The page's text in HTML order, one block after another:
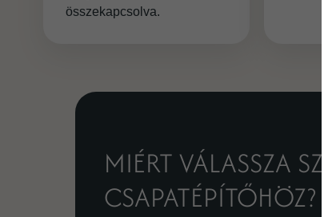
összekapcsolva.
MIÉRT VÁLASSZA
CSAPATÉPÍTŐHÖZ?